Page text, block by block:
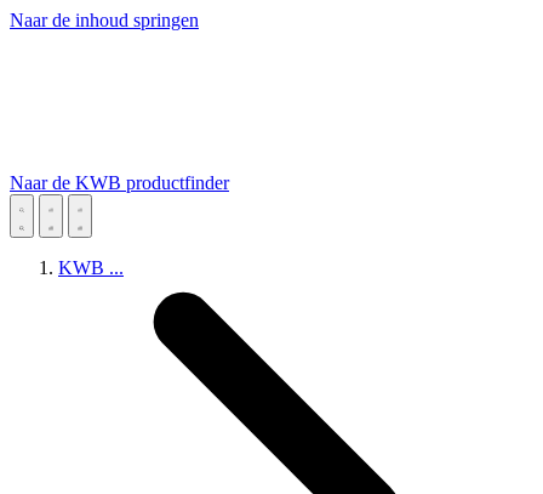
Naar de inhoud springen
Naar de KWB productfinder
KWB ...